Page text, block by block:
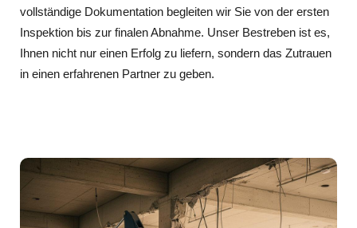
vollständige Dokumentation begleiten wir Sie von der ersten
Inspektion bis zur finalen Abnahme. Unser Bestreben ist es,
Ihnen nicht nur einen Erfolg zu liefern, sondern das Zutrauen
in einen erfahrenen Partner zu geben.